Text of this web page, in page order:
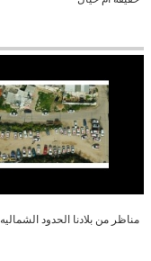
مناظر من بلادنا الحدود الشماليه